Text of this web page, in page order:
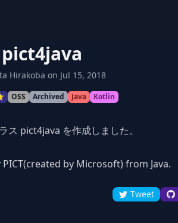
pict4java
Hirakoba on Jul 15, 2018
OSS Archived Java Kotlin
ス pict4java を作成しました。
by Microsoft) from Java.
Tweet